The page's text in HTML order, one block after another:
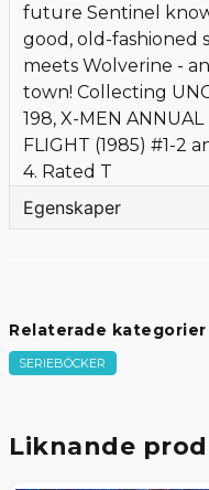
future Sentinel
good, old-fashioned
meets Wolverine -
town! Collecting
198, X-MEN
FLIGHT (1985) #1-2
4. Rated T
Egenskaper
Författare
Tecknare
Beg/Nytt
Relaterade kategorier
SERIEBÖCKER
Liknande